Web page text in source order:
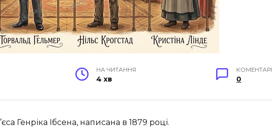
НА ЧИТАННЯ
4 хв
КОМЕНТАРІ
0
Генріка Ібсена, написана в 1879 році.